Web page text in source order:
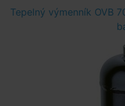
Tepelný výmenník OVB